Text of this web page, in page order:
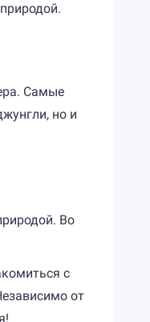
Самые
но и
Во
с
от